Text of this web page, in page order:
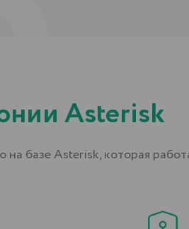
Asterisk, которая работает